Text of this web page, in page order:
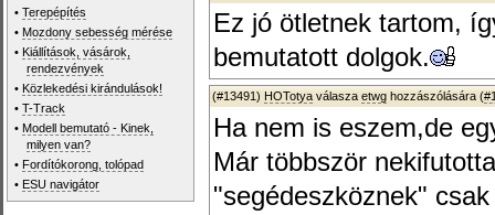
•Terepépítés
• Mozdony sebesség mérése
• Kiállítások, vásárok,
rendezvények
• Közlekedési kirándulások!
•T-Track
• Modell bemutató - Kinek,
milyen van?
• Fordítókorong, tolópad
• ESU navigátor
Ez jó ötletnek tartom,
bemutatott dolgok.
(#13491) HOTotya válasza etwg hozzászólására (
Ha nem is eszem,de
Már többször
"segédeszköznek"